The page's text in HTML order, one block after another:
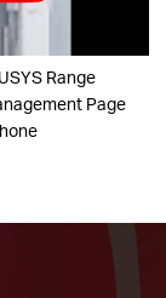
Range
Page